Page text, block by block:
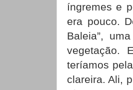
íngremes e
era pouco.
Baleia”,
vegetação.
teríamos
clareira. Ali,